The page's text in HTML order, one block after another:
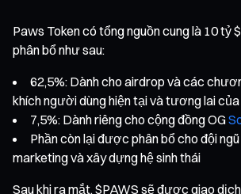
Paws Token có tổng nguồn cung là 10 tỷ
phân bổ như sau:
62,5%: Dành cho airdrop và các
khích người dùng hiện tại và tương lai
7,5%: Dành riêng cho cộng đồng OG
Phần còn lại được phân bổ cho đội
marketing và xây dựng hệ sinh thái
Sau khi ra mắt, $PAWS sẽ được giao